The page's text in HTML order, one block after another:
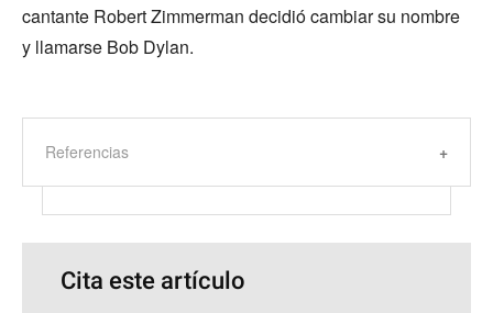
cantante Robert Zimmerman decidió cambiar su nombre
y llamarse Bob Dylan.
Referencias
Cita este artículo